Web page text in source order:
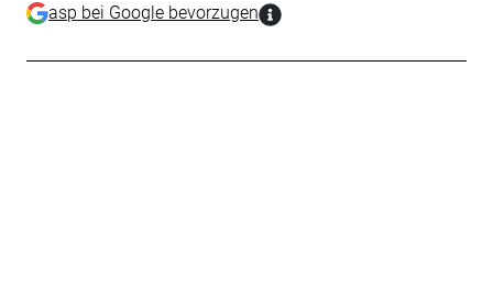
asp bei Google bevorzugen